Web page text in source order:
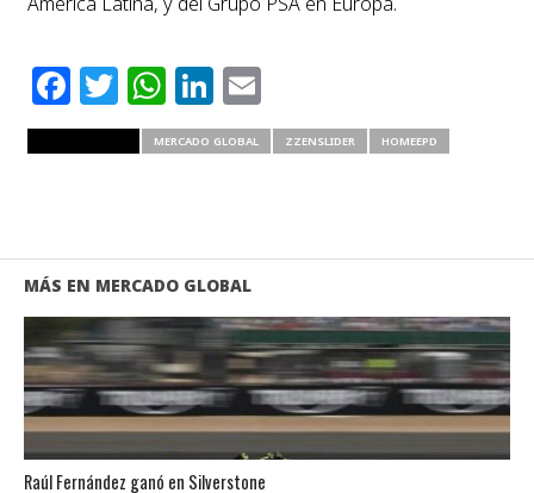
Facebook
Twitter
WhatsApp
LinkedIn
Email
MERCADO GLOBAL ZZENSLIDER HOMEEPD
MÁS EN MERCADO GLOBAL
Raúl Fernández ganó en Silverstone